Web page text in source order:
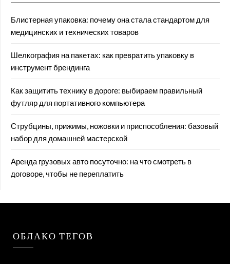
Блистерная упаковка: почему она стала стандартом для
медицинских и технических товаров
Шелкография на пакетах: как превратить упаковку в
инструмент брендинга
Как защитить технику в дороге: выбираем правильный
футляр для портативного компьютера
Струбцины, прижимы, ножовки и приспособления: базовый
набор для домашней мастерской
Аренда грузовых авто посуточно: на что смотреть в
договоре, чтобы не переплатить
ОБЛАКО ТЕГОВ